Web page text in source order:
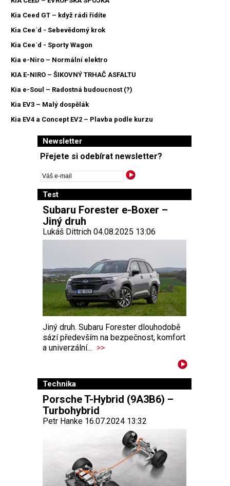
Kia Ceed GT – když rádi řídíte
Kia Cee´d - Sebevědomý krok
Kia Cee´d - Sporty Wagon
Kia e-Niro – Normální elektro
KIA E-NIRO – ŠIKOVNÝ TRHAČ ASFALTU
Kia e-Soul – Radostná budoucnost (?)
Kia EV3 – Malý dospělák
Kia EV4 a Concept EV2 – Plavba podle kurzu
Newsletter
Přejete si odebírat newsletter?
Test
Subaru Forester e-Boxer –
Jiný druh
Lukáš Dittrich 04.08.2025 13:06
Jiný druh. Subaru Forester dlouhodobě
sází především na bezpečnost, komfort
a univerzální... >>
Technika
Porsche T-Hybrid (9A3B6) –
Turbohybrid
Petr Hanke 16.07.2024 13:32